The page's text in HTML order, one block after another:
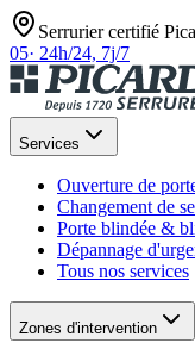
Serrurier certifié
05· 24h/24, 7j/7
Services
Ouverture de
Changement de
Porte blindée &
Dépannage
Tous nos services
Zones d'intervention